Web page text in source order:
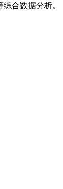
合数据分析。